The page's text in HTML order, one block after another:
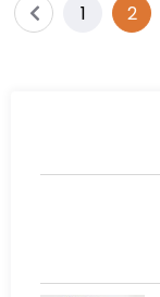
1 2